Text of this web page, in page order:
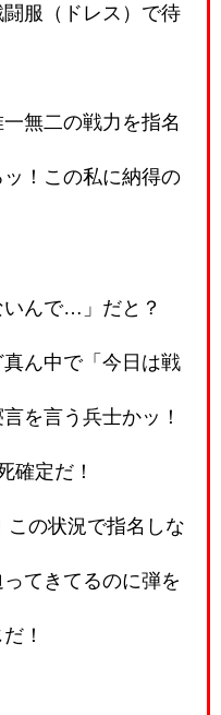
服（ドレス）で待
無二の戦力を指名
！この私に納得の
いんで…」だと？
ん中で「今日は戦
を言う兵士かッ！
確定だ！
この状況で指名しな
てきてるのに弾を
！